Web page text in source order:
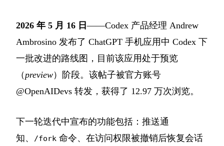
2026 年 5 月 16 日——Codex 产品经理 Andrew
Ambrosino 发布了 ChatGPT 手机应用中 Codex 下
一批改进的路线图，目前该应用处于预览
（preview）阶段。该帖子被官方账号
@OpenAIDevs 转发，获得了 12.97 万次浏览。
下一轮迭代中宣布的功能包括：推送通
知、
/fork 命令、在访问权限被撤销后恢复会话